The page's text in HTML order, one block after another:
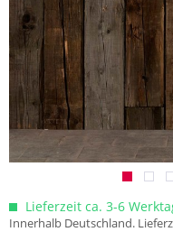
Lieferzeit ca. 3-6
Innerhalb Deutschland.